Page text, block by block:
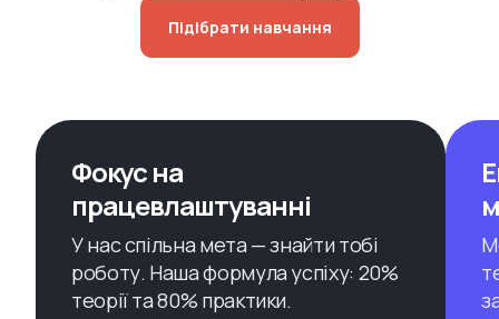
Підібрати навчання
Фокус на
працевлаштуванні
У нас спільна мета — знайти тобі
роботу. Наша формула успіху: 20%
теорії та 80% практики.